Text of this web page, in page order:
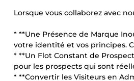
Lorsque vous collaborez avec
* **Une Présence de Marque
votre identité et vos principes.
* **Un Flot Constant de
pour les prospects qui sont
* **Convertir les Visiteurs en